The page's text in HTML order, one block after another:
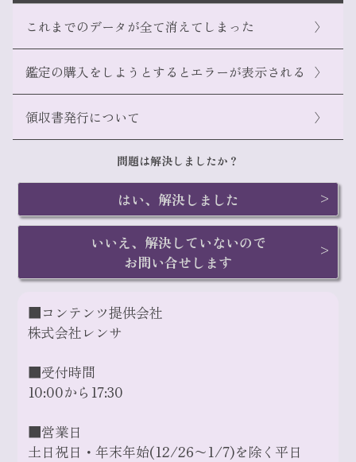
こちら
dメニュー
My Y! mobile
楽天ペイ利用履歴
これまでのデータが全て消えてしまった 〉
こちら
鑑定の購入をしようとするとエラーが表示される 〉
領収書発行について 〉
問題は解決しましたか？
はい、解決しました
いいえ、解決していないので
お問い合せします
■コンテンツ提供会社
株式会社レンサ
■受付時間
10:00から17:30
■営業日
土日祝日・年末年始(12/26〜1/7)を除く平日